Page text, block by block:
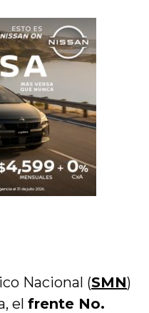
Nacional (SMN)
el frente No.